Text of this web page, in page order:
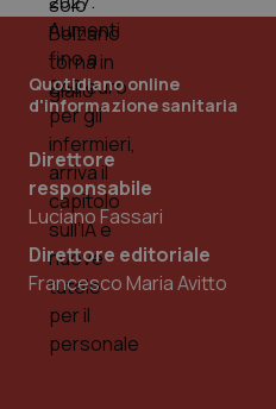
Quotidiano online
d'informazione sanitaria
Direttore
responsabile
Luciano Fassari
Direttore editoriale
Francesco Maria Avitto
_ga_KM60CM4NPH